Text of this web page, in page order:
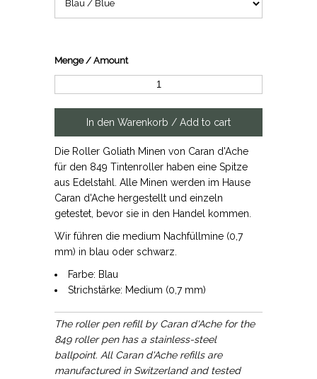
Menge / Amount
Die Roller Goliath Minen von Caran d'Ache
für den 849 Tintenroller haben eine Spitze
aus Edelstahl. Alle Minen werden im Hause
Caran d'Ache hergestellt und einzeln
getestet, bevor sie in den Handel kommen.
Wir führen die medium Nachfüllmine (0,7
mm) in blau oder schwarz.
Farbe: Blau
Strichstärke: Medium (0,7 mm)
The roller pen refill by Caran d'Ache for the
849 roller pen has a stainless-steel
ballpoint. All Caran d'Ache refills are
manufactured in Switzerland and tested